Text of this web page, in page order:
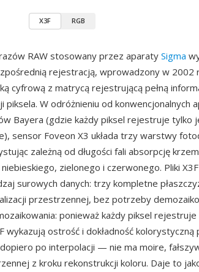
X3F RGB
RAW stosowany przez aparaty Sigma
rejestracją, wprowadzony w 2002
cyfrową z matrycą rejestrującą pełną
piksela. W odróżnieniu od konwencjonalnych
Bayera (gdzie każdy piksel rejestruje tylko
sensor Foveon X3 układa trzy warstwy
zależną od długości fali absorpcję
zielonego i czerwonego. Pliki
surowych danych: trzy kompletne
przestrzennej, bez potrzeby
ponieważ każdy piksel
ostrość i dokładność kolorystyczną
po interpolacji — nie ma moire,
z kroku rekonstrukcji koloru. Daje to